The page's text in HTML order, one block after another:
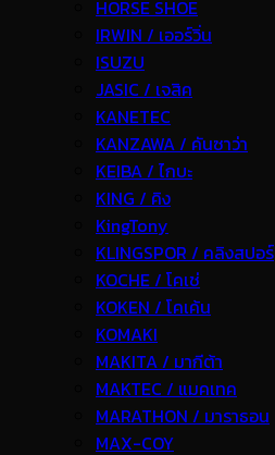
HORSE SHOE
IRWIN / เออร์วิ่น
ISUZU
JASIC / เจสิค
KANETEC
KANZAWA / คันซาว่า
KEIBA / ไกบะ
KING / คิง
KingTony
KLINGSPOR / คลิงสปอร์
KOCHE / โคเช่
KOKEN / โคเค้น
KOMAKI
MAKITA / มากีต้า
MAKTEC / แมคเทค
MARATHON / มาราธอน
MAX-COY